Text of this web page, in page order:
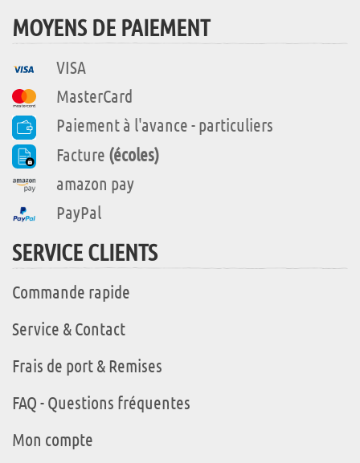
MOYENS DE PAIEMENT
VISA
MasterCard
Paiement à l'avance - particuliers
Facture (écoles)
amazon pay
PayPal
SERVICE CLIENTS
Commande rapide
Service & Contact
Frais de port & Remises
FAQ - Questions fréquentes
Mon compte